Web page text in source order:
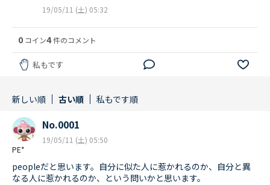
19/05/11 (土) 05:32
0 コイン4件のコメント
私もです
新しい順 古い順 私もです順
PE*
No.0001
19/05/11 (土) 05:50
peopleだと思います。自分に似た人に惹かれるのか、自分と異
なる人に惹かれるのか、という問いかと思います。